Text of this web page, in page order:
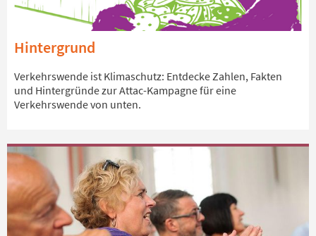
Hintergrund
Verkehrswende ist Klimaschutz: Entdecke Zahlen, Fakten
und Hintergründe zur Attac-Kampagne für eine
Verkehrswende von unten.